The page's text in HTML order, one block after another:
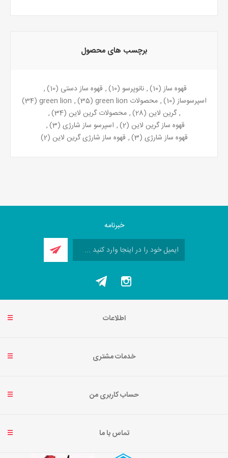
برچسب های محصول
قهوه ساز (10)
, نانوپرسو (10)
, قهوه ساز دستی (10)
,
اسپرسوساز(10)
, محصولات green lion (35)
,
green lion
(34)
, گرین لاین (28)
, محصولات گرین لاین (34)
,
قهوه ساز گرین لاین (2)
, اسپرسو ساز شارژی (3)
,
قهوه ساز شارژی (3)
, قهوه ساز شارژی گرین لاین (2)
خبرنامه
اطلاعات
خدمات مشتری
حساب کاربری من
تماس با ما